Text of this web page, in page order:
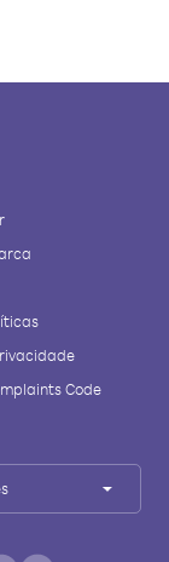
Code